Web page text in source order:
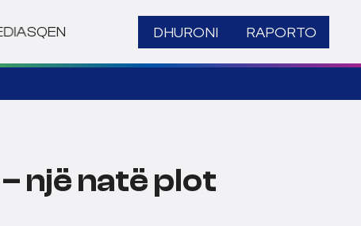
SQEN DHURONI RAPORTO
një natë plot